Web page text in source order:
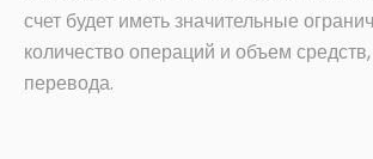
счет будет иметь значительные
количество операций и объем
перевода.